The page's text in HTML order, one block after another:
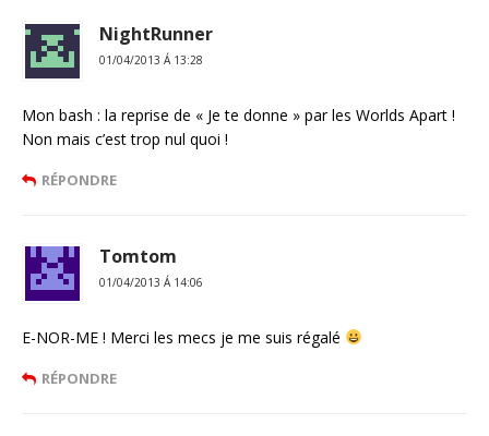
NightRunner
01/04/2013 Á 13:28
Mon bash : la reprise de « Je te donne » par les Worlds Apart !
Non mais c’est trop nul quoi !
RÉPONDRE
Tomtom
01/04/2013 Á 14:06
E-NOR-ME ! Merci les mecs je me suis régalé
RÉPONDRE